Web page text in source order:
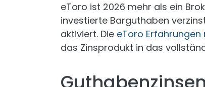
eToro ist 2026 mehr als ein
investierte Barguthaben
aktiviert. Die eToro
das Zinsprodukt in das